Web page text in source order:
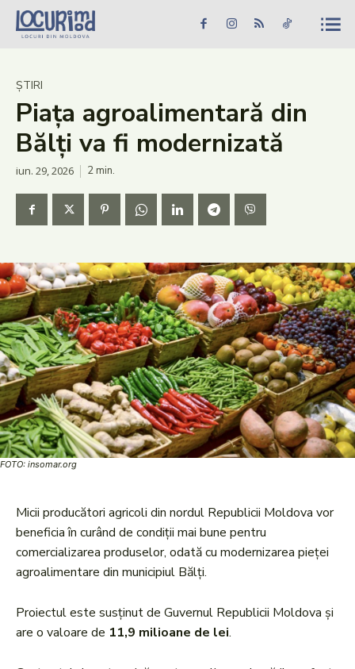
Caută în site... Căutare
Știri
Evenimente
Dezvoltare rurală
Turism
Vinării
Patrimoniu
Produs Acasă
ȘTIRI
Piața agroalimentară din
Bălți va fi modernizată
iun. 29, 2026 2min.
FOTO: insomar.org
Micii producători agricoli din nordul Republicii Moldova vor
beneficia în curând de condiții mai bune pentru
comercializarea produselor, odată cu modernizarea pieței
agroalimentare din municipiul Bălți.
Proiectul este susținut de Guvernul Republicii Moldova și
are o valoare de 11,9 milioane de lei.